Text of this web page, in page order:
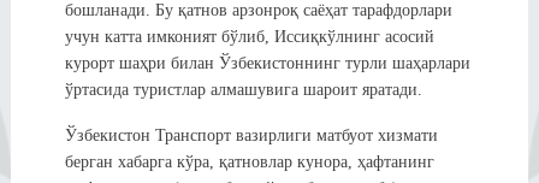
бошланади. Бу қатнов арзонроқ саёҳат тарафдорлари
учун катта имконият бўлиб, Иссиқкўлнинг асосий
курорт шаҳри билан Ўзбекистоннинг турли шаҳарлари
ўртасида туристлар алмашувига шароит яратади.
Ўзбекистон Транспорт вазирлиги матбуот хизмати
берган хабарга кўра, қатновлар кунора, ҳафтанинг